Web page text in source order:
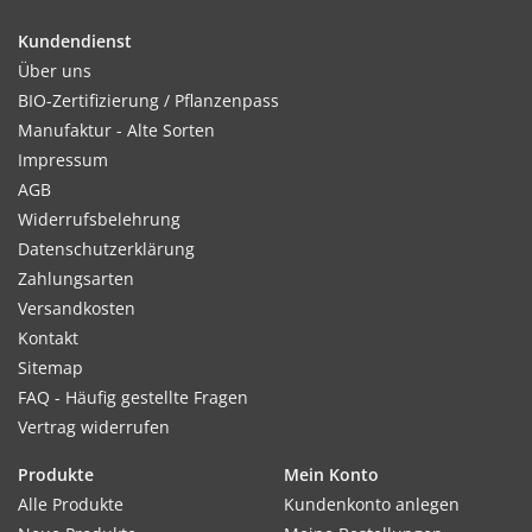
Kultur:
Nährstoffreicher Boden und ausreichende Feuchtigkeit
fördern gute Entwicklung. Pflanzabstand: 40 x 40 cm.
Standort:
Sonnig.
Ernte / Blüte:
Ab Juli - September
Kundendienst
Über uns
BIO-Zertifizierung / Pflanzenpass
Manufaktur - Alte Sorten
Impressum
AGB
Widerrufsbelehrung
Datenschutzerklärung
Zahlungsarten
Versandkosten
Kontakt
Sitemap
FAQ - Häufig gestellte Fragen
Vertrag widerrufen
Produkte
Alle Produkte
Mein Konto
Kundenkonto anlegen